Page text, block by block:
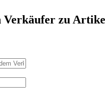
Verkäufer zu